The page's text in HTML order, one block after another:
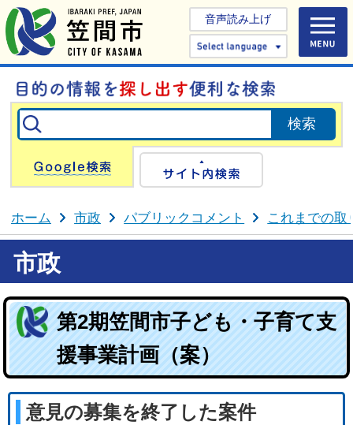
音声読み上げ
Select
Google検索
ホーム 市政 パブリックコメント これまでの取
市政
第2期笠間市子ども・子育て支
援事業計画（案）
意見の募集を終了した案件